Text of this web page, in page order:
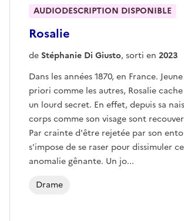
Rosalie
AUDIODESCRIPTION DISPONIBLE
deStéphanie Di Giusto, sorti en 2023
Dans les années 1870, en France.
priori comme les autres, Rosalie
un lourd secret. En effet, depuis sa
corps comme son visage sont
Par crainte d'être rejetée par son
s'impose de se raser pour dissimuler
anomalie gênante. Un jo...
Drame